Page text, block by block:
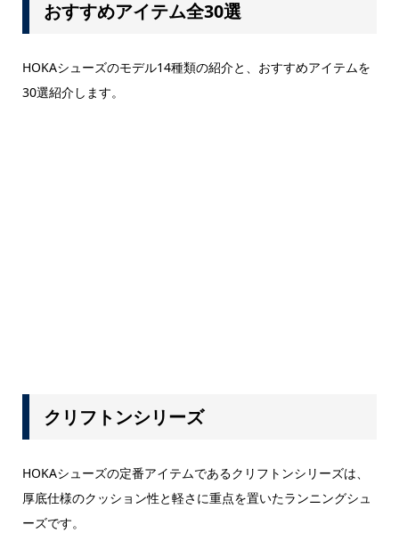
おすすめアイテム全30選
HOKAシューズのモデル14種類の紹介と、おすすめアイテムを
30選紹介します。
クリフトンシリーズ
HOKAシューズの定番アイテムであるクリフトンシリーズは、
厚底仕様のクッション性と軽さに重点を置いたランニングシュ
ーズです。